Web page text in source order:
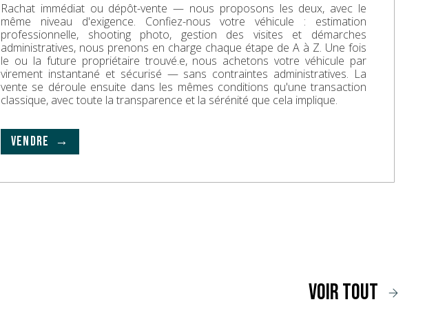
Rachat immédiat ou dépôt-vente — nous proposons les deux, avec le
même niveau d'exigence. Confiez-nous votre véhicule : estimation
professionnelle, shooting photo, gestion des visites et démarches
administratives, nous prenons en charge chaque étape de A à Z. Une fois
le ou la future propriétaire trouvé.e, nous achetons votre véhicule par
virement instantané et sécurisé — sans contraintes administratives. La
vente se déroule ensuite dans les mêmes conditions qu'une transaction
classique, avec toute la transparence et la sérénité que cela implique.
VENDRE →
voir tout